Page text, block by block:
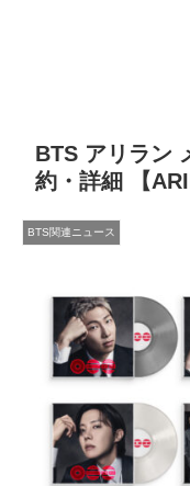
BTS アリラン
約・詳細 【
BTS関連ニュース